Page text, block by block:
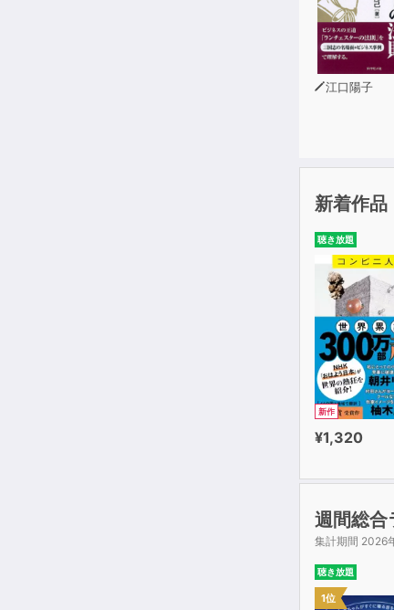
江口陽子
新着作品
聴き放題
新作
¥1,320
週間総合
集計期間 2026
聴き放題
1位